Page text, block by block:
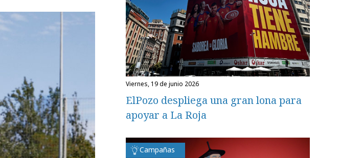
viernes, 19 de junio 2026
ElPozo despliega una gran lona para
apoyar a La Roja
Campañas